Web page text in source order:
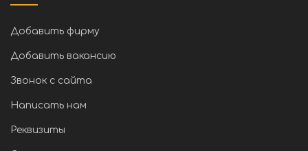
Добавить фирму
Добавить вакансию
Звонок с сайта
Написать нам
Реквизиты